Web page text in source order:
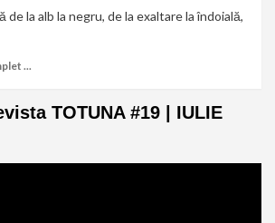
de la alb la negru, de la exaltare la îndoială,
...
TOTUNA #19 | IULIE